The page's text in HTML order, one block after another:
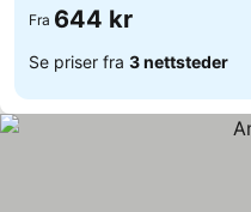
Fra 644 kr
Se priser fra 3 nettsteder